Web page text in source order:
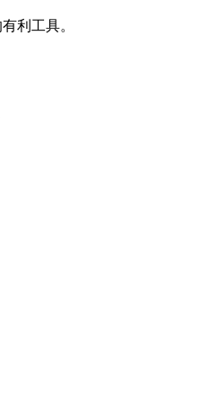
利工具。